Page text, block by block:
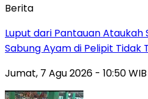
Berita
Luput dari Pantauan Ataukah
Sabung Ayam di Pelipit Tidak
Jumat, 7 Agu 2026 - 10:50 WIB